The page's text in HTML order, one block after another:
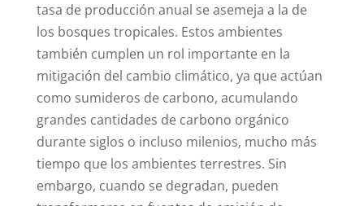
tasa de producción anual se asemeja a la de
los bosques tropicales. Estos ambientes
también cumplen un rol importante en la
mitigación del cambio climático, ya que actúan
como sumideros de carbono, acumulando
grandes cantidades de carbono orgánico
durante siglos o incluso milenios, mucho más
tiempo que los ambientes terrestres. Sin
embargo, cuando se degradan, pueden